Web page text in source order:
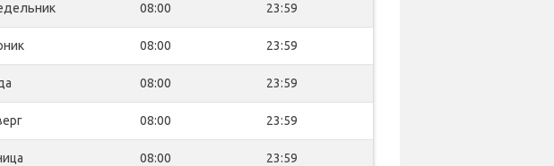
08:00 23:59
08:00 23:59
08:00 23:59
08:00 23:59
08:00 23:59